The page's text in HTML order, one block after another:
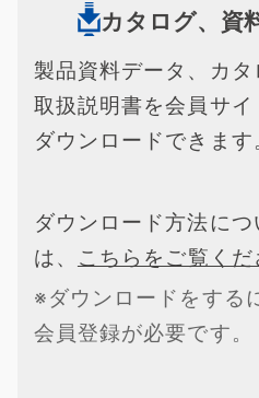
カタログ、資
製品資料データ、カタ
取扱説明書を会員サイ
ダウンロードできます
ダウンロード方法につ
は、 こちらをご覧くだ
※ダウンロードをする
会員登録が必要です。